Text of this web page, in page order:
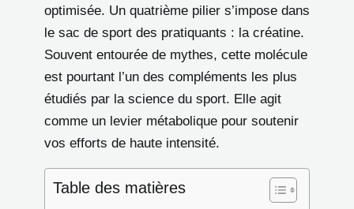
optimisée. Un quatrième pilier s’impose dans
le sac de sport des pratiquants : la créatine.
Souvent entourée de mythes, cette molécule
est pourtant l’un des compléments les plus
étudiés par la science du sport. Elle agit
comme un levier métabolique pour soutenir
vos efforts de haute intensité.
Table des matières